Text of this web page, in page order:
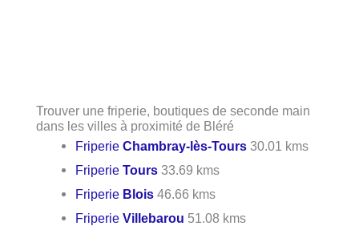
Trouver une friperie, boutiques de seconde main
dans les villes à proximité de Bléré
FriperieChambray-lès-Tours 30.01 kms
FriperieTours 33.69 kms
Friperie Blois 46.66 kms
FriperieVillebarou 51.08 kms